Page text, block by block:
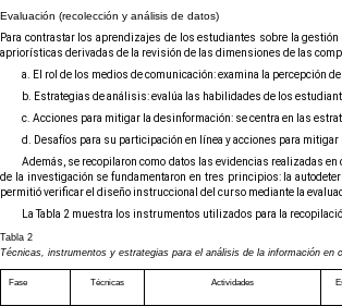
Evaluación (recolección y análisis de datos)
Para contrastar los aprendizajes de los estudiantes sobre la
apriorísticas derivadas de la revisión de las dimensiones de las
a. El rol de los medios de comunicación: examina la percepción
b. Estrategias de análisis: evalúa las habilidades de los
c. Acciones para mitigar la desinformación: se centra en las
d. Desafíos para su participación en línea y acciones para
Además, se recopilaron como datos las evidencias realizadas
de la investigación se fundamentaron en tres principios: la
permitió verificar el diseño instruccional del curso mediante la
La Tabla 2 muestra los instrumentos utilizados para la
Tabla 2
Técnicas, instrumentos y estrategias para el análisis de la información en
Fase Técnicas Actividades